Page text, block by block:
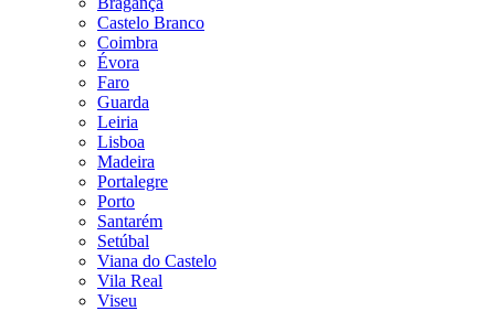
Castelo Branco
Coimbra
Évora
Faro
Guarda
Leiria
Lisboa
Madeira
Portalegre
Porto
Santarém
Setúbal
Viana do Castelo
Vila Real
Viseu